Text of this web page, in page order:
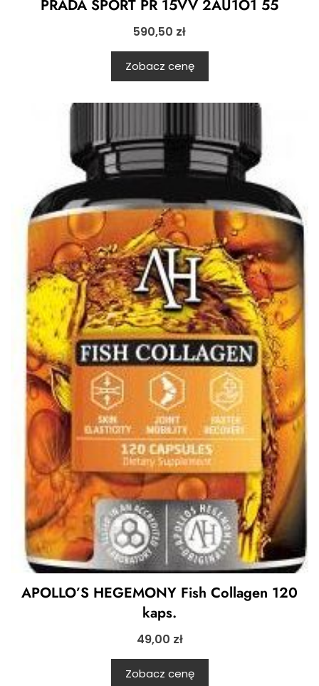
PRADA SPORT PR 15VV 2AU1O1 55
590,50 zł
Zobacz cenę
APOLLO’S HEGEMONY Fish Collagen 120
kaps.
49,00 zł
Zobacz cenę